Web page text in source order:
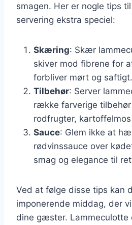
smagen. Her er nogle tips
servering ekstra speciel:
Skæring: Skær
skiver mod fibrene for
forbliver mørt og saftigt.
Tilbehør: Server
række farverige
rodfrugter,
Sauce: Glem ikke at
rødvinssauce over
smag og elegance til
Ved at følge disse tips kan
imponerende middag, der
dine gæster. Lammeculotte